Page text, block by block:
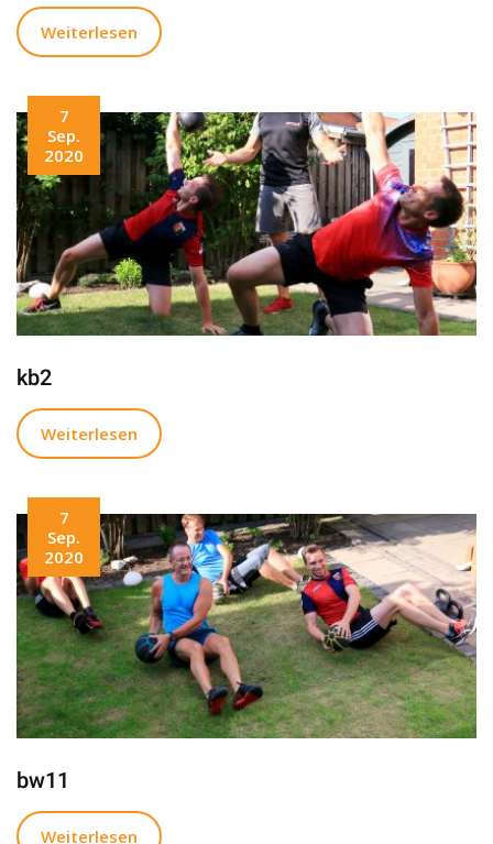
Weiterlesen
7
Sep.
2020
kb2
Weiterlesen
7
Sep.
2020
bw11
Weiterlesen